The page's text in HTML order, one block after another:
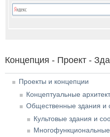
Концепция - Проект -
Проекты и концепции
Концептуальные
Общественные здания и
Культовые здания и